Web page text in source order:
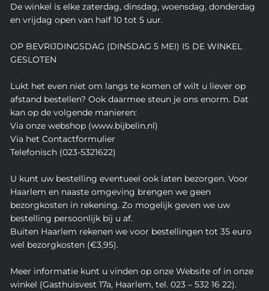
De winkel is elke zaterdag, dinsdag, woensdag, donderdag
en vrijdag open van half 10 tot 5 uur.
OP BEVRIJDINGSDAG (DINSDAG 5 MEI) IS DE WINKEL
GESLOTEN
Lukt het even niet om langs te komen of wilt u liever op
afstand bestellen? Ook daarmee steun je ons enorm. Dat
kan op de volgende manieren:
Via onze webshop (www.bijbelin.nl)
Via het Contactformulier
Telefonisch (023-5321622)
U kunt uw bestelling eventueel ook laten bezorgen. Voor
Haarlem en naaste omgeving brengen we geen
bezorgkosten in rekening. Zo mogelijk geven we uw
bestelling persoonlijk bij u af.
Buiten Haarlem rekenen we voor bestellingen tot 35 euro
wel bezorgkosten (€3,95).
Meer informatie kunt u vinden op onze Website of in onze
winkel (Gasthuisvest 17a, Haarlem, tel. 023 – 532 16 22).